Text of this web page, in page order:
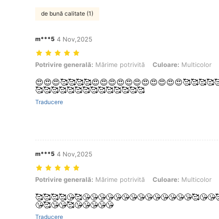
de bună calitate (1)
m***5 4 Nov,2025
Potrivire generală: Mărime potrivită, Culoare: Multicolor, mărimea:
Potrivire generală: Mărime potrivită Culoare: Multicolor
🥰🥰🥰🥰🥰🥰🥰🥰🥰🥰🥰🥰🥰🥰
Traducere
m***5 4 Nov,2025
Potrivire generală: Mărime potrivită, Culoare: Multicolor, mărimea:
Potrivire generală: Mărime potrivită Culoare: Multicolor
😘🥰😘😘🥰😘😘😘😘😘
Traducere